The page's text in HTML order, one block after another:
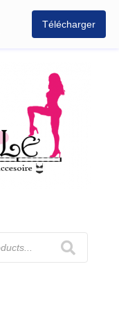
Télécharger